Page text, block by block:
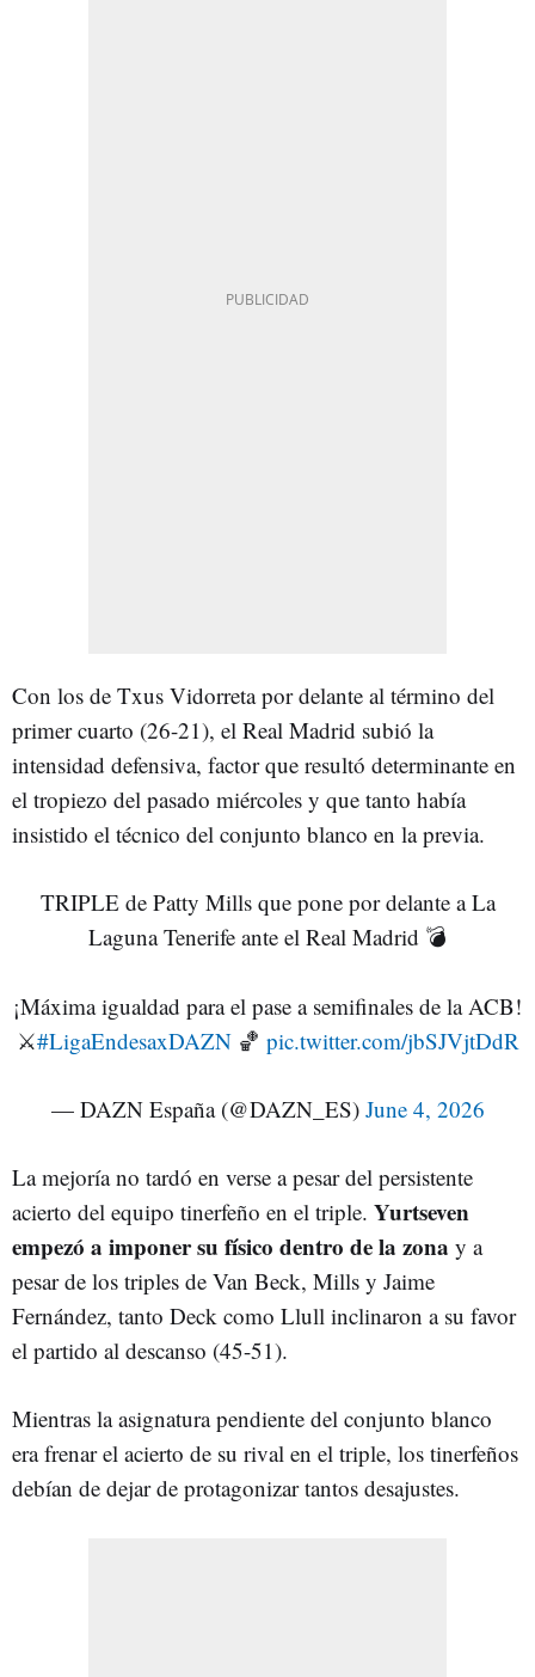
Con los de Txus Vidorreta por delante al término del
primer cuarto (26-21), el Real Madrid subió la
intensidad defensiva, factor que resultó determinante en
el tropiezo del pasado miércoles y que tanto había
insistido el técnico del conjunto blanco en la previa.
TRIPLE de Patty Mills que pone por delante a La
Laguna Tenerife ante el Real Madrid 💣
¡Máxima igualdad para el pase a semifinales de la ACB!
⚔️#LigaEndesaxDAZN🏀 pic.twitter.com/jbSJVjtDdR
— DAZN España (@DAZN_ES) June 4, 2026
La mejoría no tardó en verse a pesar del persistente
acierto del equipo tinerfeño en el triple. Yurtseven
empezó a imponer su físico dentro de la zona y a
pesar de los triples de Van Beck, Mills y Jaime
Fernández, tanto Deck como Llull inclinaron a su favor
el partido al descanso (45-51).
Mientras la asignatura pendiente del conjunto blanco
era frenar el acierto de su rival en el triple, los tinerfeños
debían de dejar de protagonizar tantos desajustes.